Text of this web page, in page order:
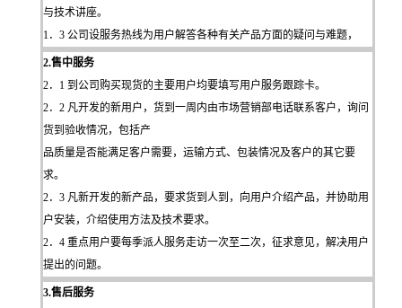
与技术讲座。
1．3 公司设服务热线为用户解答各种有关产品方面的疑问与难题，
2.售中服务
2．1 到公司购买现货的主要用户均要填写用户服务跟踪卡。
2．2 凡开发的新用户，货到一周内由市场营销部电话联系客户，询问
货到验收情况，包括产
品质量是否能满足客户需要，运输方式、包装情况及客户的其它要
求。
2．3 凡新开发的新产品，要求货到人到，向用户介绍产品，并协助用
户安装，介绍使用方法及技术要求。
2．4 重点用户要每季派人服务走访一次至二次，征求意见，解决用户
提出的问题。
3.售后服务